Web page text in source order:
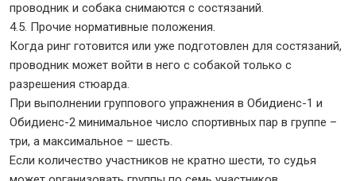
проводник и собака снимаются с состязаний.
4.5. Прочие нормативные положения.
Когда ринг готовится или уже подготовлен для состязаний,
проводник может войти в него с собакой только с
разрешения стюарда.
При выполнении группового упражнения в Обидиенс-1 и
Обидиенс-2 минимальное число спортивных пар в группе –
три, а максимальное – шесть.
Если количество участников не кратно шести, то судья